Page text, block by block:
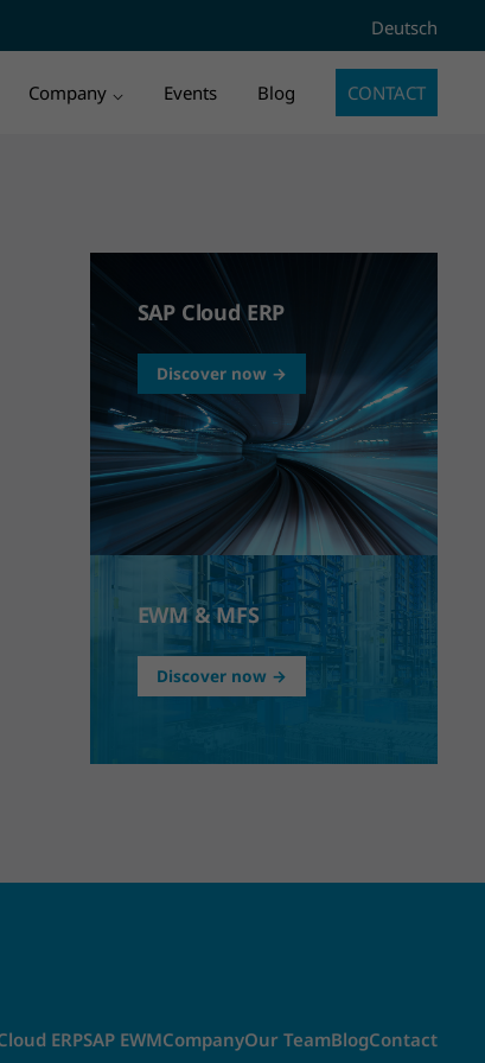
Sorry, item "offcanvas-col4" does
not exist.
Deutsch
Company Events Blog CONTACT
SAP Cloud ERP
Discover now →
EWM & MFS
Discover now →
ERPSAP EWMCompanyOur TeamBlogContact